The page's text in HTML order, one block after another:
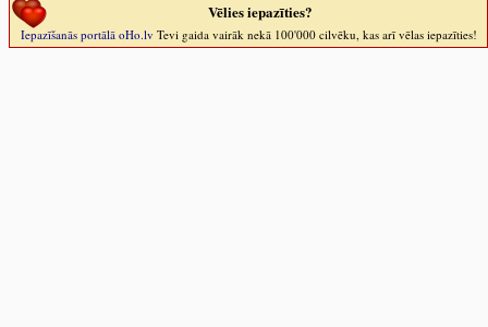
Vēlies iepazīties?
Iepazīšanās portālā oHo.lv Tevi gaida vairāk nekā 100'000 cilvēku, kas arī vēlas iepazīties!